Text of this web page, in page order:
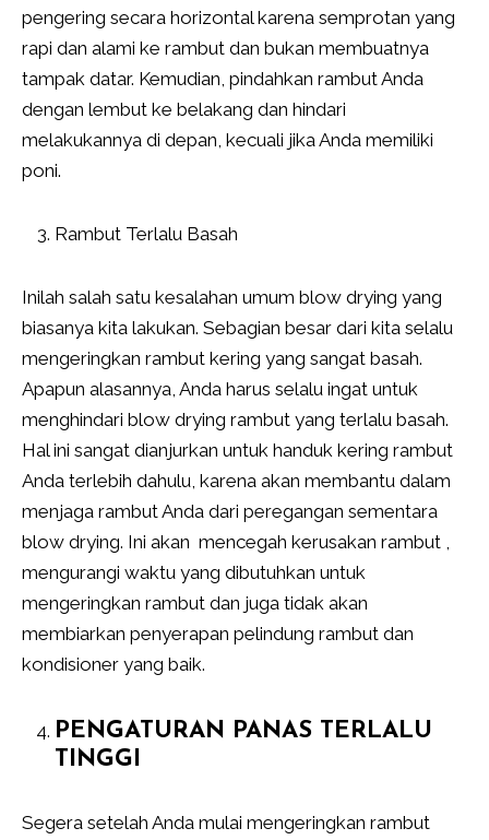
pengering secara horizontal karena semprotan yang
rapi dan alami ke rambut dan bukan membuatnya
tampak datar. Kemudian, pindahkan rambut Anda
dengan lembut ke belakang dan hindari
melakukannya di depan, kecuali jika Anda memiliki
poni.
Rambut Terlalu Basah
Inilah salah satu kesalahan umum blow drying yang
biasanya kita lakukan. Sebagian besar dari kita selalu
mengeringkan rambut kering yang sangat basah.
Apapun alasannya, Anda harus selalu ingat untuk
menghindari blow drying rambut yang terlalu basah.
Hal ini sangat dianjurkan untuk handuk kering rambut
Anda terlebih dahulu, karena akan membantu dalam
menjaga rambut Anda dari peregangan sementara
blow drying. Ini akan mencegah kerusakan rambut ,
mengurangi waktu yang dibutuhkan untuk
mengeringkan rambut dan juga tidak akan
membiarkan penyerapan pelindung rambut dan
kondisioner yang baik.
PENGATURAN PANAS TERLALU
TINGGI
Segera setelah Anda mulai mengeringkan rambut